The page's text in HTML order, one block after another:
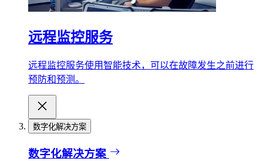
远程监控服务
远程监控服务使用智能技术，可以在故障发生之前进行
预防和预测。
数字化解决方案
数字化解决方案